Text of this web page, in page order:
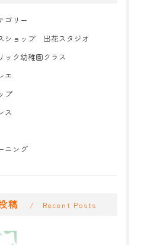
ゴリー
ショップ 出花スタジオ
ック幼稚園クラス
エ
プ
ス
ニング
稿 Recent Posts